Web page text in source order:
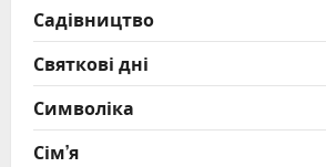
Садівництво
Святкові дні
Символіка
Сім’я